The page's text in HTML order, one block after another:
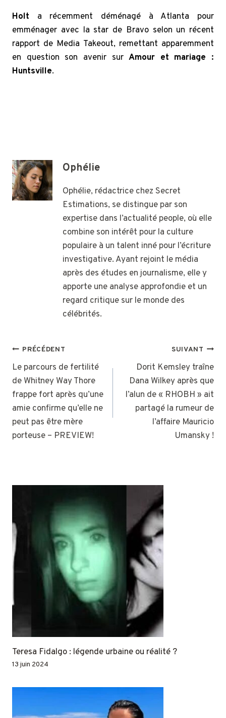
Holt a récemment déménagé à Atlanta pour
emménager avec la star de Bravo selon un récent
rapport de Media Takeout, remettant apparemment
en question son avenir surAmour et mariage :
Huntsville.
Ophélie
Ophélie, rédactrice chez Secret
Estimations, se distingue par son
expertise dans l’actualité people, où elle
combine son intérêt pour la culture
populaire à un talent inné pour l’écriture
investigative. Ayant rejoint le média
après des études en journalisme, elle y
apporte une analyse approfondie et un
regard critique sur le monde des
célébrités.
NAVIGATION
DE
L’ARTICLE
PRÉCÉDENT
Le parcours de fertilité
de Whitney Way Thore
frappe fort après qu’une
amie confirme qu’elle ne
peut pas être mère
porteuse – PREVIEW!
SUIVANT
Dorit Kemsley traîne
Dana Wilkey après que
l’alun de « RHOBH » ait
partagé la rumeur de
l’affaire Mauricio
Umansky !
Teresa Fidalgo : légende urbaine ou réalité ?
13 juin 2024